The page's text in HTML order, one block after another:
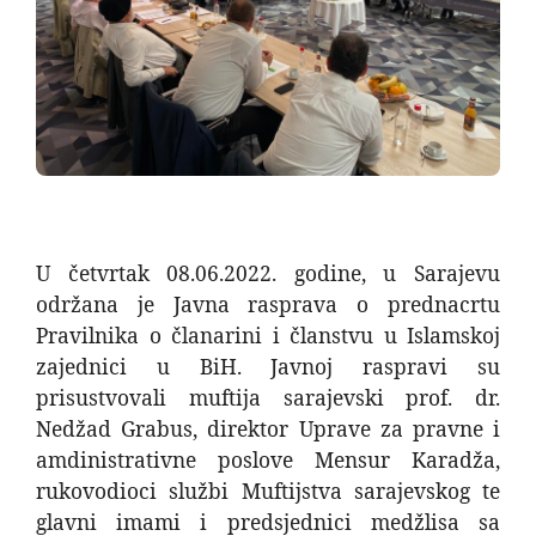
U četvrtak 08.06.2022. godine, u Sarajevu
održana je Javna rasprava o prednacrtu
Pravilnika o članarini i članstvu u Islamskoj
zajednici u BiH. Javnoj raspravi su
prisustvovali muftija sarajevski prof. dr.
Nedžad Grabus, direktor Uprave za pravne i
amdinistrativne poslove Mensur Karadža,
rukovodioci službi Muftijstva sarajevskog te
glavni imami i predsjednici medžlisa sa